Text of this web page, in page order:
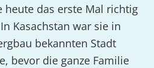
heute das erste Mal richtig
Kasachstan war sie in
bekannten Stadt
bevor die ganze Familie